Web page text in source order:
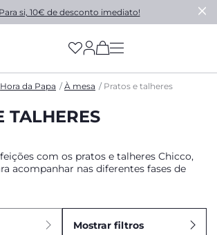
Para si, 10€ de desconto imediato!
(has more options
Hora da Papa À mesa Pratos e talheres
TALHERES
com os pratos e talheres Chicco,
acompanhar nas diferentes fases de
Mostrar filtros